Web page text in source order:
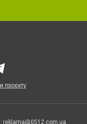
проєкту
reklama@0512.com.ua